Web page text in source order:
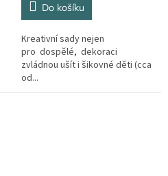
Do košíku
Kreativní sady nejen
pro dospělé, dekoraci
zvládnou ušít i šikovné děti (cca
od...